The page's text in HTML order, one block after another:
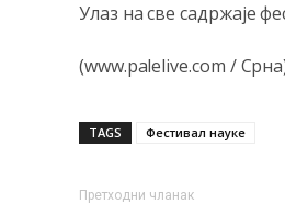
Улаз на све садржаје
(www.palelive.com /
TAGS Фестивал науке
Претходни чланак